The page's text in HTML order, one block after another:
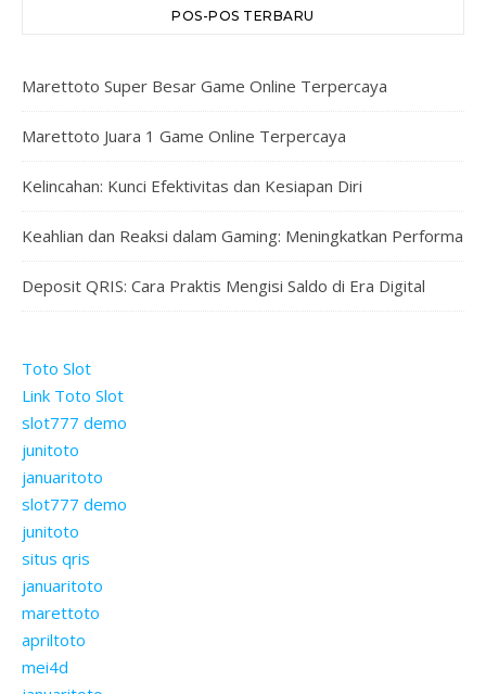
POS-POS TERBARU
Marettoto Super Besar Game Online Terpercaya
Marettoto Juara 1 Game Online Terpercaya
Kelincahan: Kunci Efektivitas dan Kesiapan Diri
Keahlian dan Reaksi dalam Gaming: Meningkatkan Performa
Deposit QRIS: Cara Praktis Mengisi Saldo di Era Digital
Toto Slot
Link Toto Slot
slot777 demo
junitoto
januaritoto
slot777 demo
junitoto
situs qris
januaritoto
marettoto
apriltoto
mei4d